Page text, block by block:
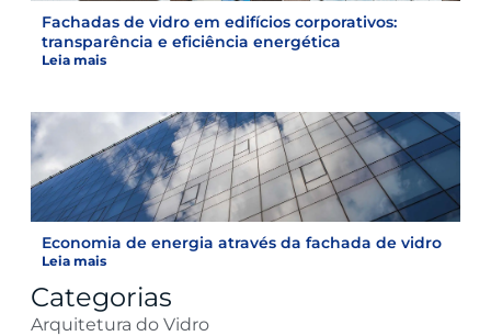
Fachadas de vidro em edifícios corporativos:
transparência e eficiência energética
Leia mais
Economia de energia através da fachada de vidro
Leia mais
Categorias
Arquitetura do Vidro